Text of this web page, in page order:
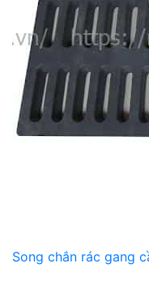
Song chắn rác gang